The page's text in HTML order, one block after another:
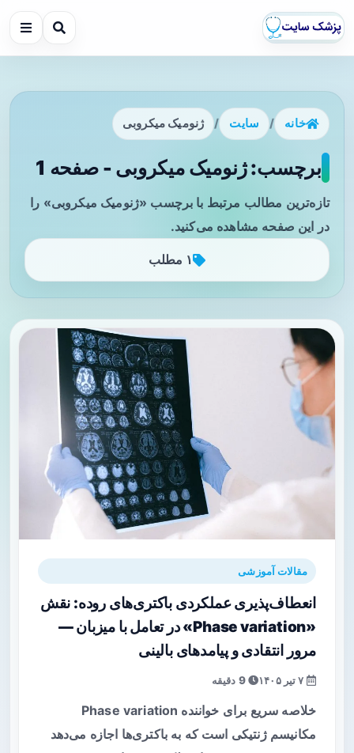
خانه / سایت / ژنومیک میکروبی
برچسب: ژنومیک میکروبی - صفحه 1
تازه‌ترین مطالب مرتبط با برچسب «ژنومیک میکروبی» را
در این صفحه مشاهده می‌کنید.
۱ مطلب
مقالات آموزشی
انعطاف‌پذیری عملکردی باکتری‌های روده: نقش
«Phase variation» در تعامل با میزبان —
مرور انتقادی و پیامدهای بالینی
9 دقیقه
خلاصه سریع برای خواننده Phase variation
مکانیسم ژنتیکی است که به باکتری‌ها اجازه می‌دهد